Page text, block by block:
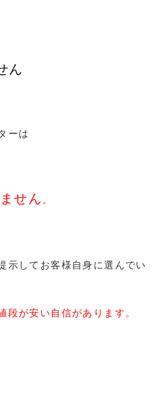
ん
ーは
せん 。
示してお客様自身に選んでい
段が安い自信があります。